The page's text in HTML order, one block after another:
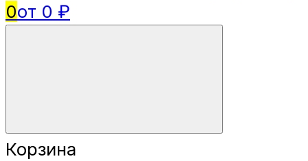
0от 0 ₽
Корзина